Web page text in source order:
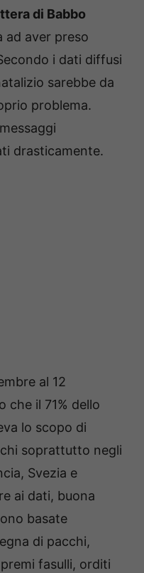
di Babbo
ad aver preso
i dati diffusi
sarebbe da
problema.
drasticamente.
al 12
che il 71% dello
lo scopo di
soprattutto negli
Svezia e
ai dati, buona
basate
di pacchi,
fasulli, orditi